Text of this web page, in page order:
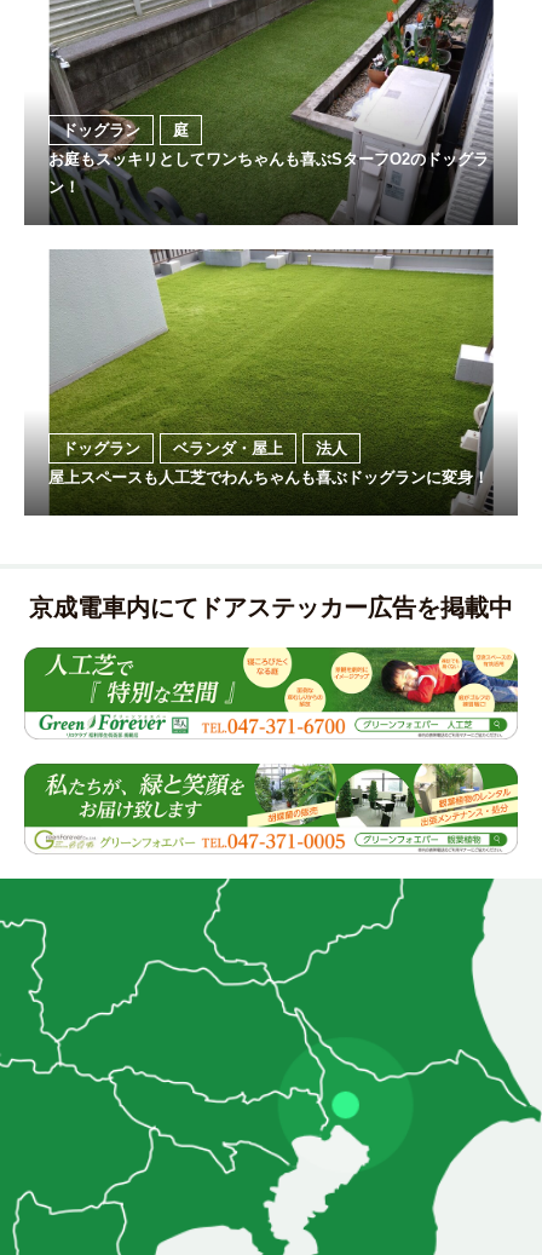
ドッグラン
庭
お庭もスッキリとしてワンちゃんも喜ぶSターフO2のドッグラ
ン！
ドッグラン ベランダ・屋上
法人
屋上スペースも人工芝でわんちゃんも喜ぶドッグランに変身！
京成電車内にてドアステッカー広告を掲載中